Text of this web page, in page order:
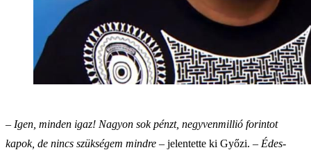
– Igen, minden igaz! Nagyon sok pénzt, negyvenmillió forintot
kapok, de nincs szükségem mindre – jelentette ki Győzi. – Édes­